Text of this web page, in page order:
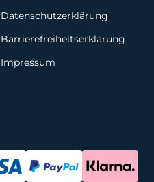
Datenschutzerklärung
Barrierefreiheitserklärung
Impressum